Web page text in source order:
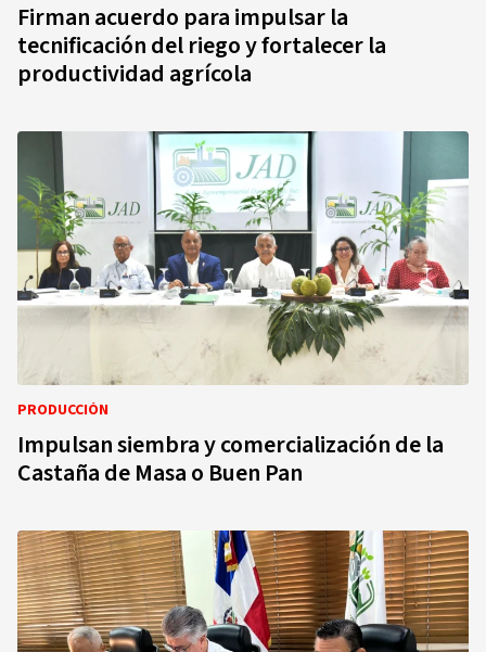
Firman acuerdo para impulsar la
tecnificación del riego y fortalecer la
productividad agrícola
PRODUCCIÓN
Impulsan siembra y comercialización de la
Castaña de Masa o Buen Pan